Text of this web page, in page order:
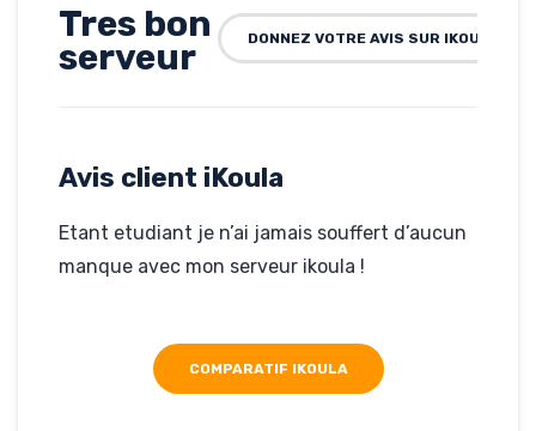
Tres bon
serveur
Rédigé par grignon,
floriangrignon.com
DONNEZ VOTRE AVIS SUR IKOULA
Avis client iKoula
Etant etudiant je n’ai jamais souffert d’aucun
manque avec mon serveur ikoula !
COMPARATIF IKOULA